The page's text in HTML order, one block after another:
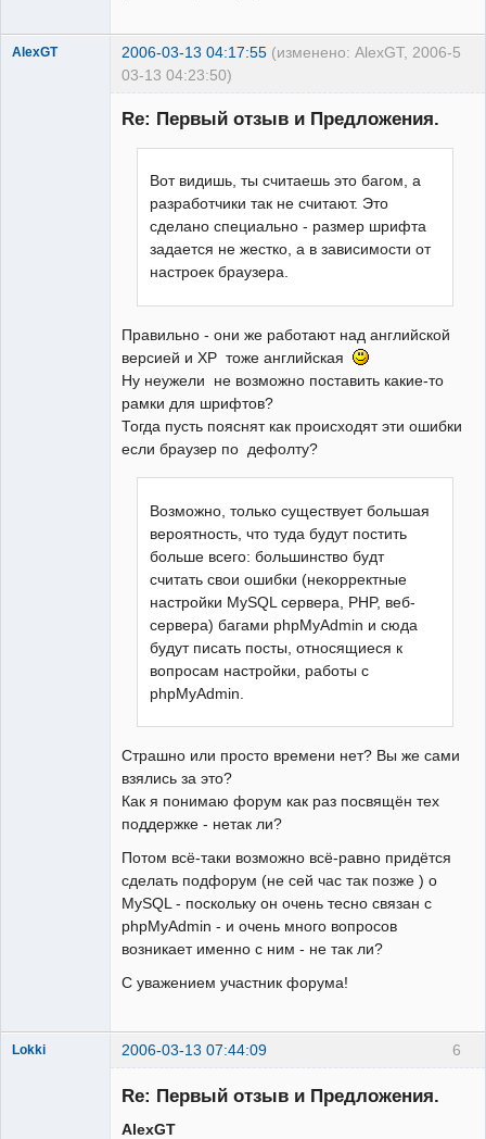
5
AlexGT 2006-03-13 04:17:55 (изменено: AlexGT, 2006-
03-13 04:23:50)
Re: Первый отзыв и Предложения.
Вот видишь, ты считаешь это багом, а
разработчики так не считают. Это
сделано специально - размер шрифта
задается не жестко, а в зависимости от
настроек браузера.
Правильно - они же работают над английской
версией и XP тоже английская
Ну неужели не возможно поставить какие-то
рамки для шрифтов?
Тогда пусть пояснят как происходят эти ошибки
если браузер по дефолту?
Возможно, только существует большая
вероятность, что туда будут постить
больше всего: большинство будт
считать свои ошибки (некорректные
настройки MySQL сервера, PHP, веб-
сервера) багами phpMyAdmin и сюда
будут писать посты, относящиеся к
вопросам настройки, работы с
phpMyAdmin.
Страшно или просто времени нет? Вы же сами
взялись за это?
Как я понимаю форум как раз посвящён тех
поддержке - нетак ли?
Потом всё-таки возможно всё-равно придётся
сделать подфорум (не сей час так позже ) о
MySQL - поскольку он очень тесно связан с
phpMyAdmin - и очень много вопросов
возникает именно с ним - не так ли?
С уважением участник форума!
6
Lokki 2006-03-13 07:44:09
Re: Первый отзыв и Предложения.
AlexGT